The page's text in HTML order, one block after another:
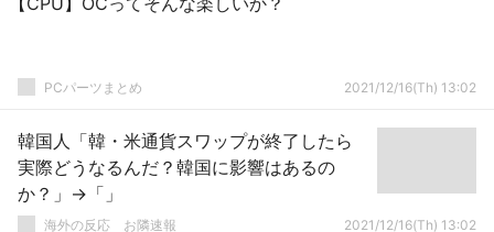
PCパーツまとめ 2021/12/16(Th) 13:02
韓国人「韓・米通貨スワップが終了したら
実際どうなるんだ？韓国に影響はあるの
か？」→「」
海外の反応 お隣速報 2021/12/16(Th) 13:02